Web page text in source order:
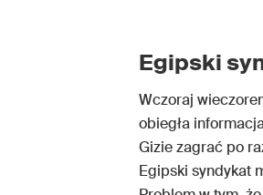
Egipski
Wczoraj
obiegła
Gizie zagrać po
Egipski syndykat